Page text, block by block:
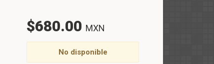
$680.00 MXN
No disponible